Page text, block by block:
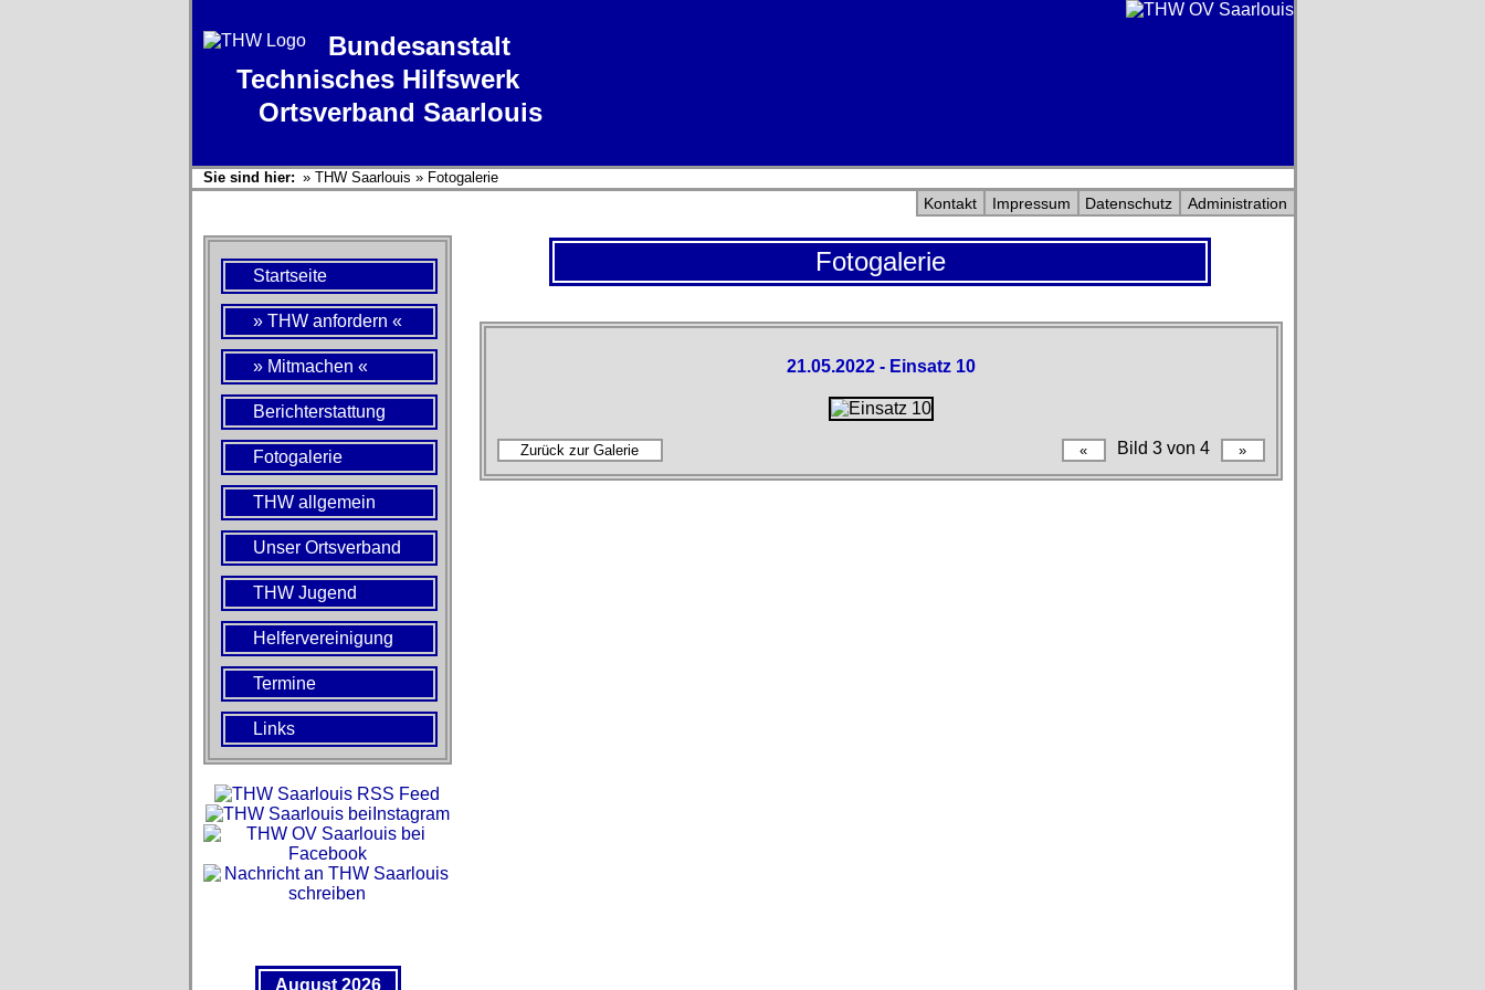
Bundesanstalt
Technisches Hilfswerk
Ortsverband Saarlouis
Sie sind hier: » THW Saarlouis » Fotogalerie
Kontakt Impressum Datenschutz Administration
Startseite
» THW anfordern «
» Mitmachen «
Berichterstattung
Fotogalerie
THW allgemein
Unser Ortsverband
THW Jugend
Helfervereinigung
Termine
Links
August 2026
Fotogalerie
21.05.2022 - Einsatz 10
Bild 3 von 4